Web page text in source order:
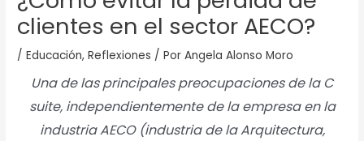
clientes en el sector AECO?
/Educación,Reflexiones / PorAngela Alonso Moro
Una de las principales preocupaciones de la C
suite, independientemente de la empresa en la
industria AECO (industria de la Arquitectura,